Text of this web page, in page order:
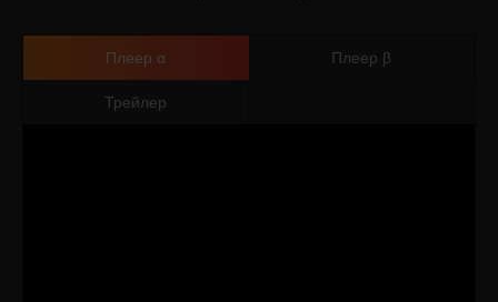
Плеер α Плеер β
Трейлер